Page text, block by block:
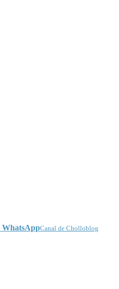
WhatsAppCanal de Cholloblog